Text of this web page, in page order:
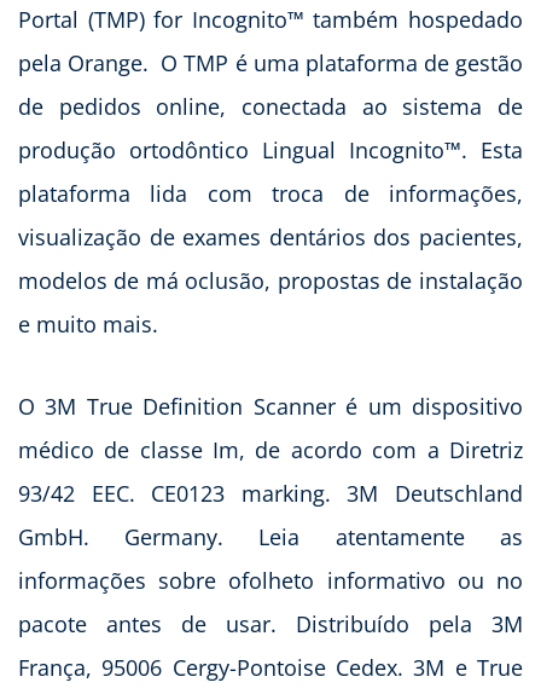
Portal (TMP) for Incognito™ também hospedado
pela Orange. O TMP é uma plataforma de gestão
de pedidos online, conectada ao sistema de
produção ortodôntico Lingual Incognito™. Esta
plataforma lida com troca de informações,
visualização de exames dentários dos pacientes,
modelos de má oclusão, propostas de instalação
e muito mais.
O 3M True Definition Scanner é um dispositivo
médico de classe Im, de acordo com a Diretriz
93/42 EEC. CE0123 marking. 3M Deutschland
GmbH. Germany. Leia atentamente as
informações sobre ofolheto informativo ou no
pacote antes de usar. Distribuído pela 3M
França, 95006 Cergy-Pontoise Cedex. 3M e True